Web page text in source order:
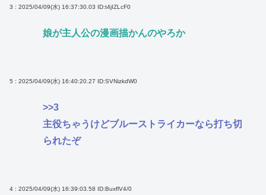
3 : 2025/04/09(水) 16:37:30.03 ID:t4jIZLcF0
娘が主人公の漫画描かんのやろか
5 : 2025/04/09(水) 16:40:20.27 ID:SVNizkdW0
>>3
主役ちゃうけどブルーストライカーなら打ち切
られたぞ
4 : 2025/04/09(水) 16:39:03.58 ID:BuxflV4/0